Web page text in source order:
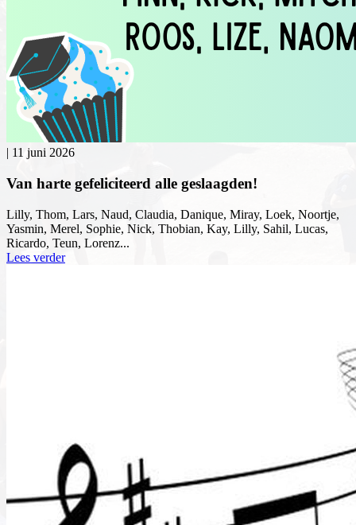
11 juni 2026
Van harte gefeliciteerd alle geslaagden!
Lilly, Thom, Lars, Naud, Claudia, Danique, Miray, Loek, Noortje,
Yasmin, Merel, Sophie, Nick, Thobian, Kay, Lilly, Sahil, Lucas,
Ricardo, Teun, Lorenz...
Lees verder